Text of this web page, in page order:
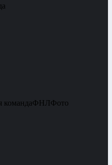
командаФНЛФото